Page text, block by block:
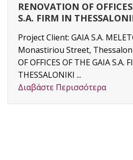
RENOVATION OF
S.A. FIRM IN
Project Client: GAIA S.A.
Monastiriou Street,
OF OFFICES OF THE GAIA S.A.
THESSALONIKI ...
Διαβάστε Περισσότερα